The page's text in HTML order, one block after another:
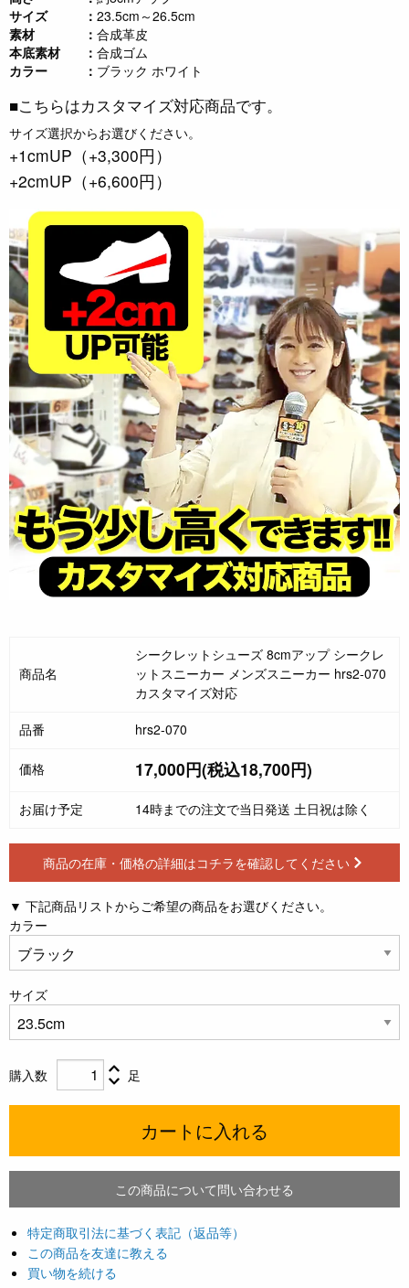
サイズ
23.5cm～26.5cm
素材
合成革皮
本底素材
合成ゴム
カラー
ブラック ホワイト
■こちらはカスタマイズ対応商品です。
サイズ選択からお選びください。
+1cmUP（+3,300円）
+2cmUP（+6,600円）
商品名
シークレットシューズ 8cmアップ シークレ
ットスニーカー メンズスニーカー hrs2-070
カスタマイズ対応
品番
hrs2-070
価格 17,000円(税込18,700円)
お届け予定 14時までの注文で当日発送 土日祝は除く
商品の在庫・価格の詳細はコチラを確認してください
▼ 下記商品リストからご希望の商品をお選びください。
カラー
サイズ
購入数 足
カートに入れる
この商品について問い合わせる
特定商取引法に基づく表記（返品等）
この商品を友達に教える
買い物を続ける